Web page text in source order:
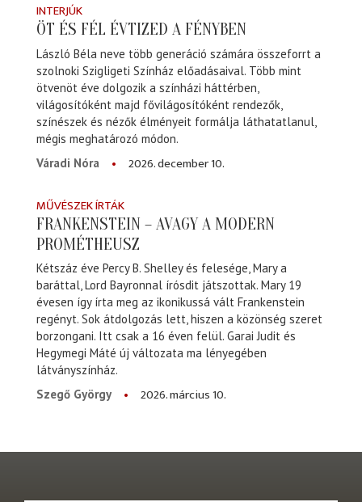
INTERJÚK
ÖT ÉS FÉL ÉVTIZED A FÉNYBEN
László Béla neve több generáció számára összeforrt a
szolnoki Szigligeti Színház előadásaival. Több mint
ötvenöt éve dolgozik a színházi háttérben,
világosítóként majd fővilágosítóként rendezők,
színészek és nézők élményeit formálja láthatatlanul,
mégis meghatározó módon.
Váradi Nóra
2026. december 10.
MŰVÉSZEK ÍRTÁK
FRANKENSTEIN – AVAGY A MODERN
PROMÉTHEUSZ
Kétszáz éve Percy B. Shelley és felesége, Mary a
baráttal, Lord Bayronnal írósdit játszottak. Mary 19
évesen így írta meg az ikonikussá vált Frankenstein
regényt. Sok átdolgozás lett, hiszen a közönség szeret
borzongani. Itt csak a 16 éven felül. Garai Judit és
Hegymegi Máté új változata ma lényegében
látványszínház.
Szegő György
2026. március 10.